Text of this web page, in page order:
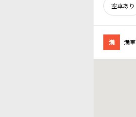
空車あり
満 満車